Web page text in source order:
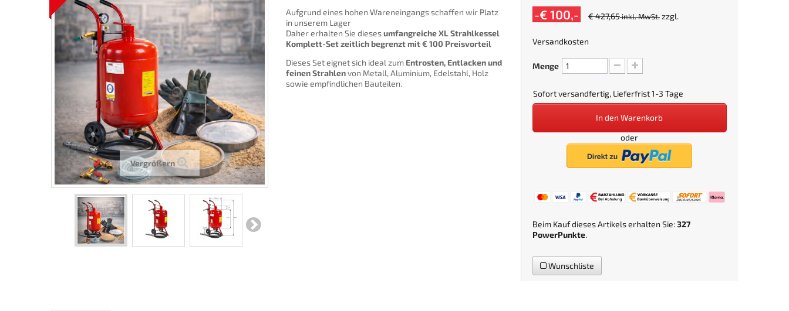
Vergrößern
Aufgrund eines hohen Wareneingangs schaffen wir Platz
in unserem Lager
Daher erhalten Sie diesesumfangreiche XL Strahlkessel
Komplett-Setzeitlich begrenzt mit € 100 Preisvorteil
Dieses Set eignet sich ideal zum Entrosten, Entlacken und
feinen Strahlenvon Metall, Aluminium, Edelstahl, Holz
sowie empfindlichen Bauteilen.
-€ 100,- € 427,65inkl. MwSt.zzgl.
Versandkosten
Menge
Sofort versandfertig, Lieferfrist 1-3 Tage
In den Warenkorb
oder
Beim Kauf dieses Artikels erhalten Sie:327
PowerPunkte.
Wunschliste